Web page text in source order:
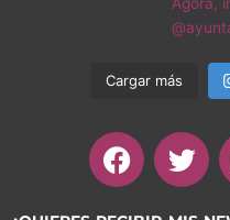
Cargar más
F
a
T
w